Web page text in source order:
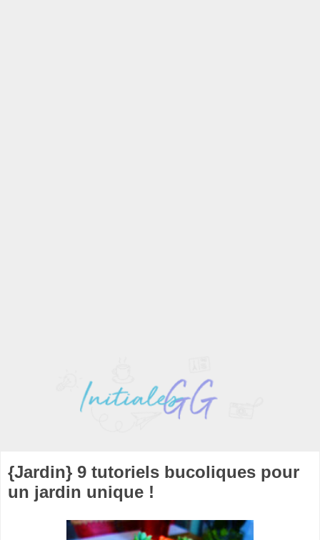
{Jardin} 9 tutoriels bucoliques pour
un jardin unique !